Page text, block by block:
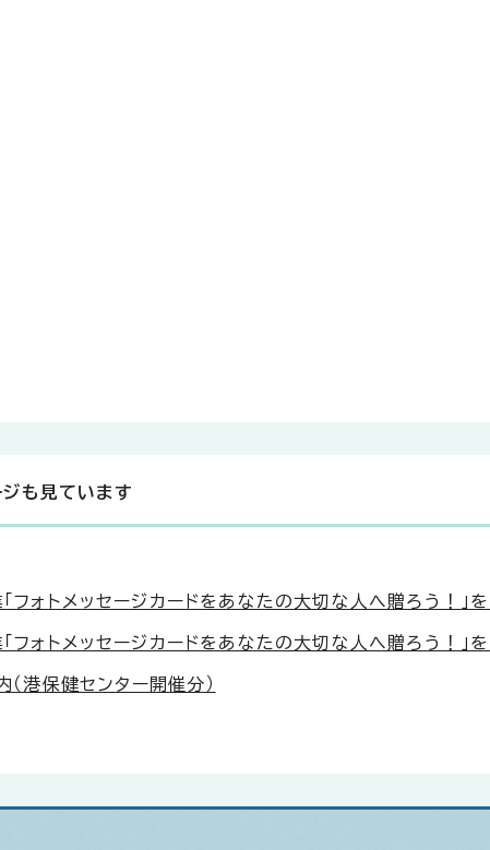
も見ています
ォトメッセージカードをあなたの大切な人へ贈ろう！」
ォトメッセージカードをあなたの大切な人へ贈ろう！」
（港保健センター開催分）